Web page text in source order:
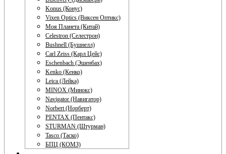
Konus (Конус)
Vixen Optics (Виксен Оптикс)
Моя Планета (Китай)
Celestron (Селестрон)
Bushnell (Бушнелл)
Carl Zeiss (Карл Цейс)
Eschenbach (Эшенбах)
Kenko (Кенко)
Leica (Лейка)
MINOX (Минокс)
Navigator (Навигатор)
Norbert (Норберт)
PENTAX (Пентакс)
STURMAN (Штурман)
Tasco (Таско)
БПЦ (КОМЗ)